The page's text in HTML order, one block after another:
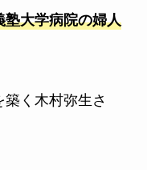
塾大学病院の婦人
く木村弥生さ